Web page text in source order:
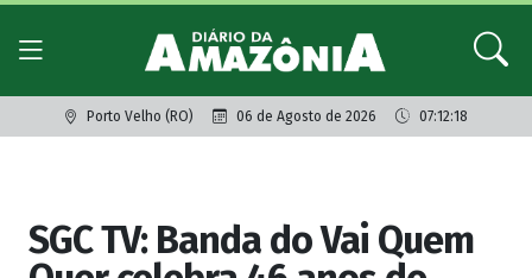
Porto Velho (RO) 06 de Agosto de 2026 07:12:18
SGC TV: Banda do Vai Quem